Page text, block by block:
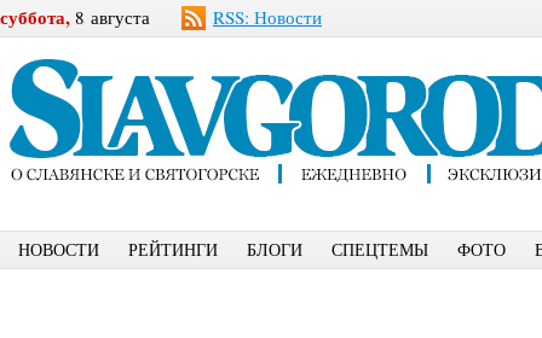
суббота, 8 августа RSS: Новости
НОВОСТИ РЕЙТИНГИ БЛОГИ СПЕЦТЕМЫ ФОТО